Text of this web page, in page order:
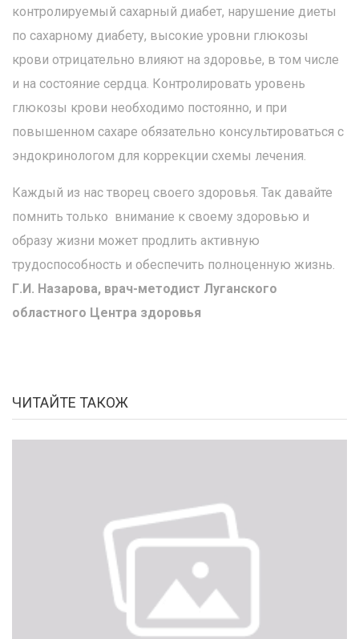
контролируемый сахарный диабет, нарушение диеты
по сахарному диабету, высокие уровни глюкозы
крови отрицательно влияют на здоровье, в том числе
и на состояние сердца. Контролировать уровень
глюкозы крови необходимо постоянно, и при
повышенном сахаре обязательно консультироваться с
эндокринологом для коррекции схемы лечения.
Каждый из нас творец своего здоровья. Так давайте
помнить только внимание к своему здоровью и
образу жизни может продлить активную
трудоспособность и обеспечить полноценную жизнь.
Г.И. Назарова, врач-методист Луганского
областного Центра здоровья
ЧИТАЙТЕ ТАКОЖ